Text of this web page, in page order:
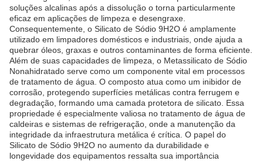
soluções alcalinas após a dissolução o torna particularmente
eficaz em aplicações de limpeza e desengraxe.
Consequentemente, o Silicato de Sódio 9H2O é amplamente
utilizado em limpadores domésticos e industriais, onde ajuda a
quebrar óleos, graxas e outros contaminantes de forma eficiente.
Além de suas capacidades de limpeza, o Metassilicato de Sódio
Nonahidratado serve como um componente vital em processos
de tratamento de água. O composto atua como um inibidor de
corrosão, protegendo superfícies metálicas contra ferrugem e
degradação, formando uma camada protetora de silicato. Essa
propriedade é especialmente valiosa no tratamento de água de
caldeiras e sistemas de refrigeração, onde a manutenção da
integridade da infraestrutura metálica é crítica. O papel do
Silicato de Sódio 9H2O no aumento da durabilidade e
longevidade dos equipamentos ressalta sua importância